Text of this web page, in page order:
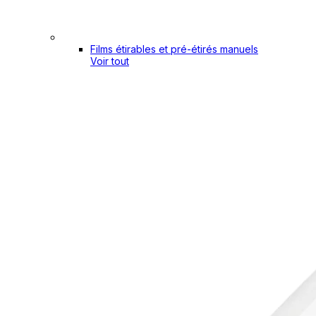
Films étirables et pré-étirés manuels
Voir tout